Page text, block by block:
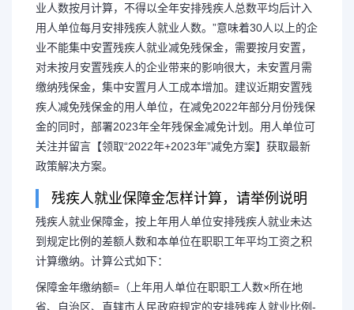
业人数按月计算，不得以全年安排残疾人总数平均后计入
用人单位每月安排残疾人就业人数。”意味着30人以上的企
业不能集中安置残疾人就业减免残保金，需要按月安置，
对未按月安置残疾人的企业带来的影响很大，未安置月需
缴纳残保金，集中安置月人工成本增加。建议近期安置残
疾人减免残保金的用人单位，在减免2022年部分月份残保
金的同时，部署2023年全年残保金减免计划。用人单位可
关注并留言【领取“2022年+2023年”减免方案】获取最新
政策解决方案。
残疾人就业保障金怎样计算，请举例说明
残疾人就业保障金，按上年用人单位安排残疾人就业未达
到规定比例的差额人数和本单位在职职工年平均工资之积
计算缴纳。计算公式如下：
保障金年缴纳额=（上年用人单位在职职工人数×所在地
省、自治区、直辖市人民政府规定的安排残疾人就业比例-